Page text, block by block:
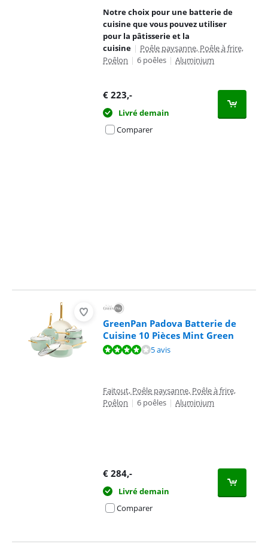
Notre choix pour une batterie de
cuisine que vous pouvez utiliser
pour la pâtisserie et la
cuisine | Poêle paysanne, Poêle à frire,
Poêlon | 6 poêles | Aluminium
€ 223,-
Livré demain
Comparer
GreenPan Padova Batterie de
Cuisine 10 Pièces Mint Green
La note est de 8,4 sur 10, basée sur 5 avis.5 avis
Faitout, Poêle paysanne, Poêle à frire,
Poêlon | 6 poêles | Aluminium
€ 284,-
Livré demain
Comparer